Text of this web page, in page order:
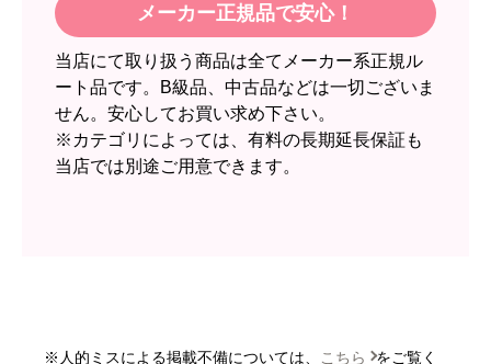
欲しい商品をスムーズに注文できましたか？
はい
ショップからの連絡や対応は適切でしたか？
無回答
予定の期日までに商品が届きましたか？
メーカー正規品で安心！
当店にて取り扱う商品は全てメーカー系正規ル
ート品です。B級品、中古品などは一切ございま
せん。安心してお買い求め下さい。
※カテゴリによっては、有料の長期延長保証も
当店では別途ご用意できます。
※人的ミスによる掲載不備については、 こちら
をご覧く